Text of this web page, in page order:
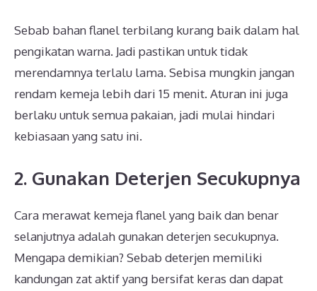
Sebab bahan flanel terbilang kurang baik dalam hal
pengikatan warna. Jadi pastikan untuk tidak
merendamnya terlalu lama. Sebisa mungkin jangan
rendam kemeja lebih dari 15 menit. Aturan ini juga
berlaku untuk semua pakaian, jadi mulai hindari
kebiasaan yang satu ini.
2. Gunakan Deterjen Secukupnya
Cara merawat kemeja flanel yang baik dan benar
selanjutnya adalah gunakan deterjen secukupnya.
Mengapa demikian? Sebab deterjen memiliki
kandungan zat aktif yang bersifat keras dan dapat